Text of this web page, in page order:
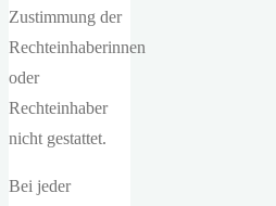
Zustimmung der
Rechteinhaberinnen
oder
Rechteinhaber
nicht gestattet.
Bei jeder